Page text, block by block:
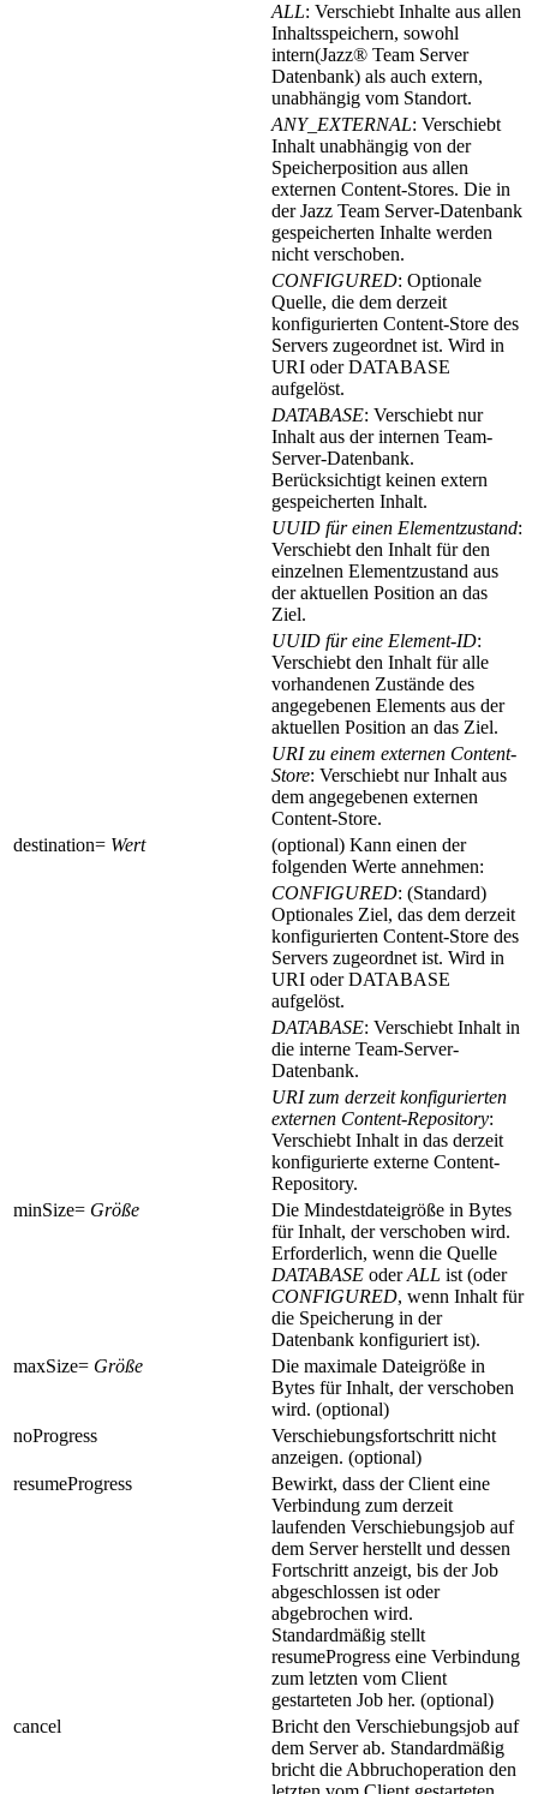
ALL: Verschiebt Inhalte aus allen
Inhaltsspeichern, sowohl
intern(Jazz® Team Server
Datenbank) als auch extern,
unabhängig vom Standort.
ANY_EXTERNAL: Verschiebt
Inhalt unabhängig von der
Speicherposition aus allen
externen Content-Stores. Die in
derJazz Team Server-Datenbank
gespeicherten Inhalte werden
nicht verschoben.
CONFIGURED: Optionale
Quelle, die dem derzeit
konfigurierten Content-Store des
Servers zugeordnet ist. Wird in
URI oder DATABASE
aufgelöst.
DATABASE: Verschiebt nur
Inhalt aus der internen Team-
Server-Datenbank.
Berücksichtigt keinen extern
gespeicherten Inhalt.
UUID für einen Elementzustand:
Verschiebt den Inhalt für den
einzelnen Elementzustand aus
der aktuellen Position an das
Ziel.
UUID für eine Element-ID:
Verschiebt den Inhalt für alle
vorhandenen Zustände des
angegebenen Elements aus der
aktuellen Position an das Ziel.
URI zu einem externen Content-
Store: Verschiebt nur Inhalt aus
dem angegebenen externen
Content-Store.
destination= Wert
(optional) Kann einen der
folgenden Werte annehmen:
CONFIGURED: (Standard)
Optionales Ziel, das dem derzeit
konfigurierten Content-Store des
Servers zugeordnet ist. Wird in
URI oder DATABASE
aufgelöst.
DATABASE: Verschiebt Inhalt in
die interne Team-Server-
Datenbank.
URI zum derzeit konfigurierten
externen Content-Repository:
Verschiebt Inhalt in das derzeit
konfigurierte externe Content-
Repository.
minSize= Größe
Die Mindestdateigröße in Bytes
für Inhalt, der verschoben wird.
Erforderlich, wenn die Quelle
DATABASE oderALL ist (oder
CONFIGURED, wenn Inhalt für
die Speicherung in der
Datenbank konfiguriert ist).
maxSize= Größe
Die maximale Dateigröße in
Bytes für Inhalt, der verschoben
wird. (optional)
noProgress
Verschiebungsfortschritt nicht
anzeigen. (optional)
resumeProgress
Bewirkt, dass der Client eine
Verbindung zum derzeit
laufenden Verschiebungsjob auf
dem Server herstellt und dessen
Fortschritt anzeigt, bis der Job
abgeschlossen ist oder
abgebrochen wird.
Standardmäßig stellt
resumeProgress eine Verbindung
zum letzten vom Client
gestarteten Job her. (optional)
cancel
Bricht den Verschiebungsjob auf
dem Server ab. Standardmäßig
bricht die Abbruchoperation den